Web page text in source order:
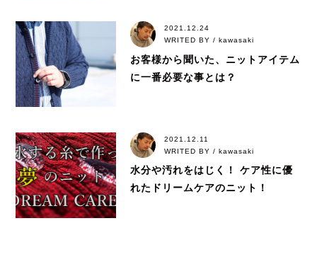
2021.12.24
WRITED BY / kawasaki
お客様から聞いた、ニットアイテム
に一番必要な事とは？
2021.12.11
WRITED BY / kawasaki
水分や汚れをはじく！ ケア性に優
れたドリームケアのニット！